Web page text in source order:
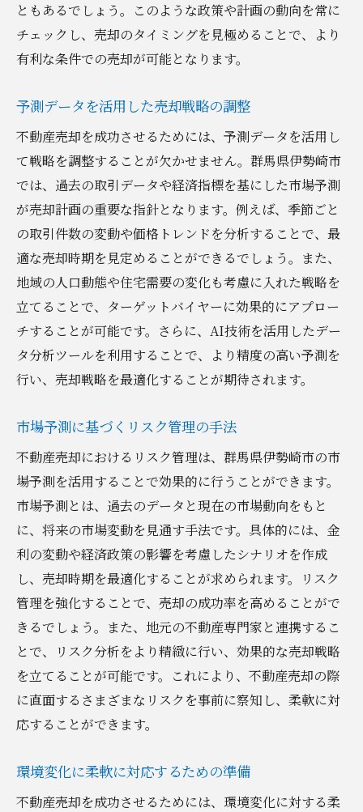
ともあるでしょう。このような政策や計画の動向を常に
チェックし、売却のタイミングを見極めることで、より
有利な条件での売却が可能となります。
予測データを活用した売却戦略の調整
不動産売却を成功させるためには、予測データを活用し
て戦略を調整することが欠かせません。群馬県伊勢崎市
では、過去の取引データや経済指標を基にした市場予測
が売却計画の重要な指針となります。例えば、季節ごと
の取引件数の変動や価格トレンドを分析することで、最
適な売却時期を見定めることができるでしょう。また、
地域の人口動態や住宅需要の変化も考慮に入れた戦略を
立てることで、ターゲットバイヤーに効果的にアプロー
チすることが可能です。さらに、AI技術を活用したデー
タ分析ツールを利用することで、より精度の高い予測を
行い、売却戦略を最適化することが期待されます。
市場予測に基づくリスク管理の手法
不動産売却におけるリスク管理は、群馬県伊勢崎市の市
場予測を活用することで効果的に行うことができます。
市場予測とは、過去のデータと現在の市場動向をもと
に、将来の市場変動を見通す手法です。具体的には、金
利の変動や経済政策の影響を考慮したシナリオを作成
し、売却時期を最適化することが求められます。リスク
管理を強化することで、売却の成功率を高めることがで
きるでしょう。また、地元の不動産専門家と連携するこ
とで、リスク分析をより精緻に行い、効果的な売却戦略
を立てることが可能です。これにより、不動産売却の際
に直面するさまざまなリスクを事前に察知し、柔軟に対
応することができます。
環境変化に柔軟に対応するための準備
不動産売却を成功させるためには、環境変化に対する柔